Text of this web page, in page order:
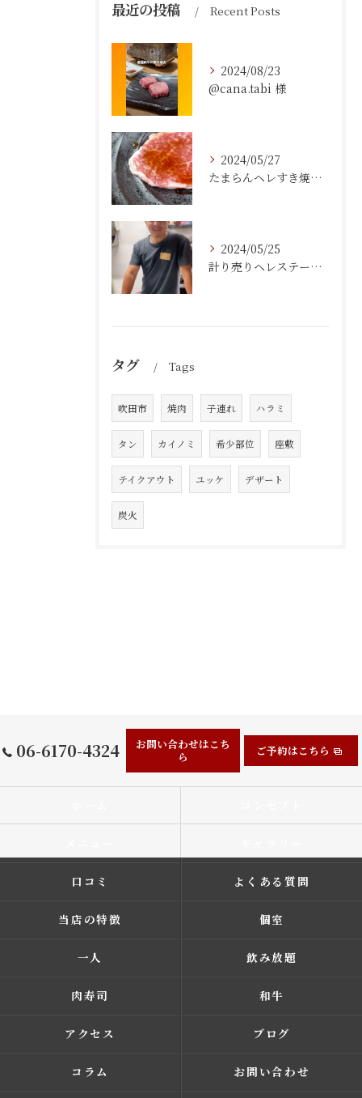
最近の投稿 Recent Posts
2024/08/23
@cana.tabi 様
2024/05/27
たまらんヘレすき焼き(小ライス付き) 550円
2024/05/25
計り売りヘレステーキ 1g12円
タグ Tags
吹田市 焼肉 子連れ ハラミ
タン カイノミ 希少部位 座敷
テイクアウト ユッケ デザート
炭火
06-6170-4324
お問い合わせはこち
ら
ご予約はこちら
口コミ よくある質問
当店の特徴 個室
一人 飲み放題
肉寿司 和牛
アクセス ブログ
コラム お問い合わせ